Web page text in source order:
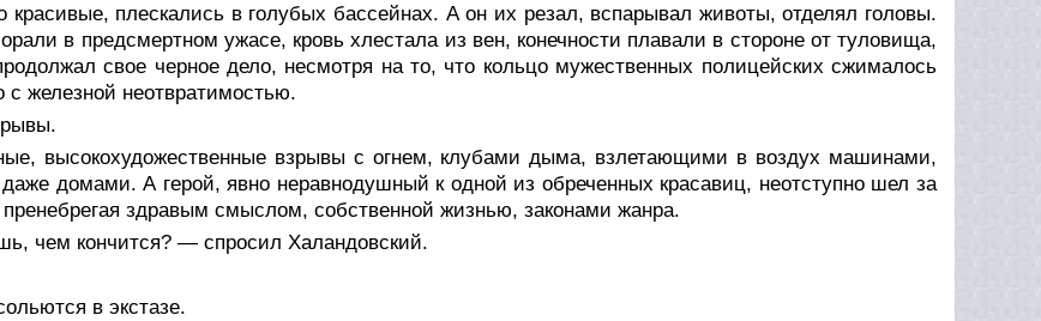
красивые, плескались в голубых бассейнах. А он их резал, вспарывал животы, отделял головы.
в предсмертном ужасе, кровь хлестала из вен, конечности плавали в стороне от туловища,
свое черное дело, несмотря на то, что кольцо мужественных полицейских сжималось
с железной неотвратимостью.
высокохудожественные взрывы с огнем, клубами дыма, взлетающими в воздух машинами,
домами. А герой, явно неравнодушный к одной из обреченных красавиц, неотступно шел за
здравым смыслом, собственной жизнью, законами жанра.
чем кончится? — спросил Халандовский.
в экстазе.